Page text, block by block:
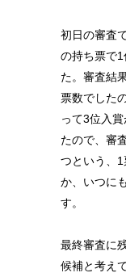
初日の審査
の持ち票で
た。審査結
票数でした
って3位入
たので、審
つという、
か、いつに
す。
最終審査に
候補と考え